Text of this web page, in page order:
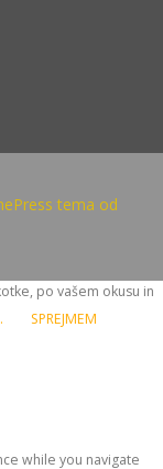
tema od
po vašem okusu in
SPREJMEM
while you navigate